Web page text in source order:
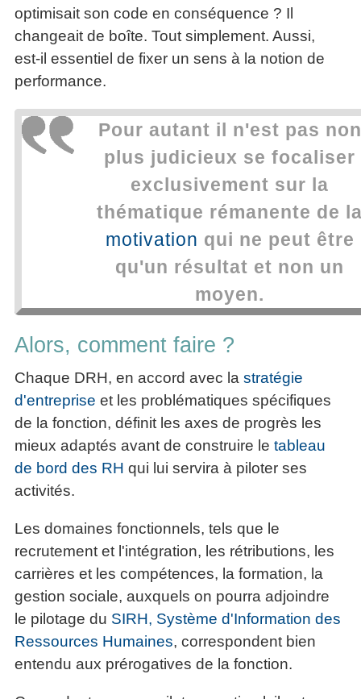
optimisait son code en conséquence ? Il
changeait de boîte. Tout simplement. Aussi,
est-il essentiel de fixer un sens à la notion de
performance.
Pour autant il n'est pas non
plus judicieux se focaliser
exclusivement sur la
thématique rémanente de
motivation qui ne peut être
qu'un résultat et non un
moyen.
Alors, comment faire ?
Chaque DRH, en accord avec la stratégie
d'entreprise et les problématiques spécifiques
de la fonction, définit les axes de progrès les
mieux adaptés avant de construire le tableau
de bord des RH qui lui servira à piloter ses
activités.
Les domaines fonctionnels, tels que le
recrutement et l'intégration, les rétributions, les
carrières et les compétences, la formation, la
gestion sociale, auxquels on pourra adjoindre
le pilotage du SIRH, Système d'Information des
Ressources Humaines, correspondent bien
entendu aux prérogatives de la fonction.